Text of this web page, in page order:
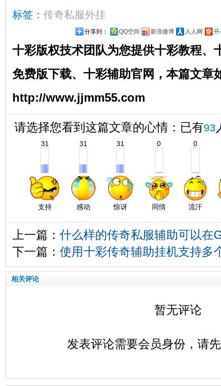
标签： 传奇私服外挂
分享到： QQ空间 新浪微博 人人网 开
十彩版权技术团队为您提供十彩教程、
免费版下载、 十彩辅助官网 ，本篇文章
http://www.jjmm55.com
请选择您看到这篇文章的心情：已有93
31
支持
31
感动
31
惊讶
0
同情
0
流汗
上一篇： 什么样的传奇私服辅助可以在
下一篇： 使用十彩传奇辅助挂机支持多
相关评论
暂无评论
发表评论需要会员身份，请